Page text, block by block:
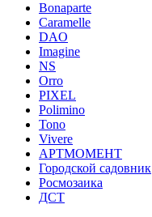
Bonaparte
Caramelle
DAO
Imagine
NS
Orro
PIXEL
Polimino
Tono
Vivere
АРТМОМЕНТ
Городской садовник
Росмозаика
ДСТ